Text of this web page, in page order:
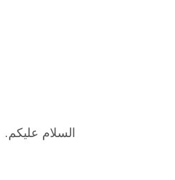
السلام عليكم.